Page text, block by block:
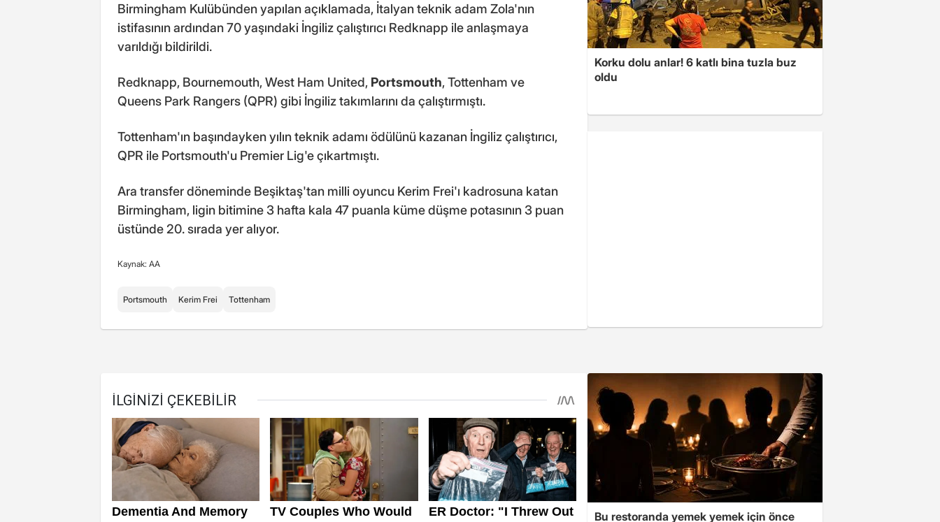
Birmingham Kulübünden yapılan açıklamada, İtalyan teknik adam Zola'nın
istifasının ardından 70 yaşındaki İngiliz çalıştırıcı Redknapp ile anlaşmaya
varıldığı bildirildi.
Redknapp, Bournemouth, West Ham United, Portsmouth, Tottenham ve
Queens Park Rangers (QPR) gibi İngiliz takımlarını da çalıştırmıştı.
Tottenham'ın başındayken yılın teknik adamı ödülünü kazanan İngiliz çalıştırıcı,
QPR ile Portsmouth'u Premier Lig'e çıkartmıştı.
Ara transfer döneminde Beşiktaş'tan milli oyuncu Kerim Frei'ı kadrosuna katan
Birmingham, ligin bitimine 3 hafta kala 47 puanla küme düşme potasının 3 puan
üstünde 20. sırada yer alıyor.
Kaynak: AA
Portsmouth Kerim Frei Tottenham
Korku dolu anlar! 6 katlı bina tuzla buz
oldu
Bu restoranda yemek yemek için önce